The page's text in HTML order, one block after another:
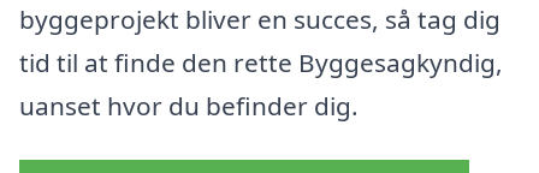
byggeprojekt bliver en succes, så tag dig
tid til at finde den rette Byggesagkyndig,
uanset hvor du befinder dig.